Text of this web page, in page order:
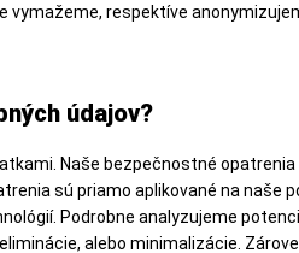
vymažeme, respektíve
údajov?
Naše bezpečnostné
sú priamo aplikované na naše
Podrobne analyzujeme
alebo minimalizácie.